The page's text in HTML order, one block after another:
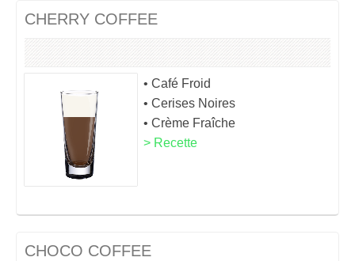
CHERRY COFFEE
• Café Froid
• Cerises Noires
• Crème Fraîche
> Recette
CHOCO COFFEE